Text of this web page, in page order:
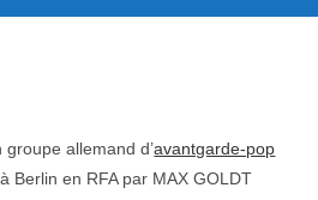
groupe allemand d’avantgarde-pop
Berlin en RFA par MAX GOLDT